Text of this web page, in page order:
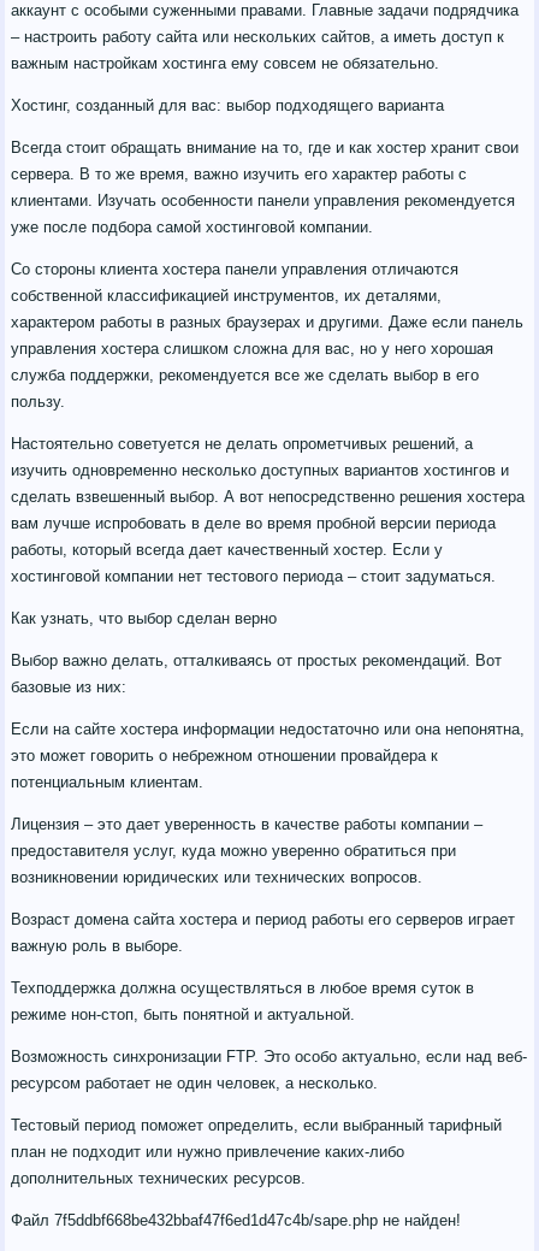
аккаунт с особыми суженными правами. Главные задачи подрядчика
– настроить работу сайта или нескольких сайтов, а иметь доступ к
важным настройкам хостинга ему совсем не обязательно.
Хостинг, созданный для вас: выбор подходящего варианта
Всегда стоит обращать внимание на то, где и как хостер хранит свои
сервера. В то же время, важно изучить его характер работы с
клиентами. Изучать особенности панели управления рекомендуется
уже после подбора самой хостинговой компании.
Со стороны клиента хостера панели управления отличаются
собственной классификацией инструментов, их деталями,
характером работы в разных браузерах и другими. Даже если панель
управления хостера слишком сложна для вас, но у него хорошая
служба поддержки, рекомендуется все же сделать выбор в его
пользу.
Настоятельно советуется не делать опрометчивых решений, а
изучить одновременно несколько доступных вариантов хостингов и
сделать взвешенный выбор. А вот непосредственно решения хостера
вам лучше испробовать в деле во время пробной версии периода
работы, который всегда дает качественный хостер. Если у
хостинговой компании нет тестового периода – стоит задуматься.
Как узнать, что выбор сделан верно
Выбор важно делать, отталкиваясь от простых рекомендаций. Вот
базовые из них:
Если на сайте хостера информации недостаточно или она непонятна,
это может говорить о небрежном отношении провайдера к
потенциальным клиентам.
Лицензия – это дает уверенность в качестве работы компании –
предоставителя услуг, куда можно уверенно обратиться при
возникновении юридических или технических вопросов.
Возраст домена сайта хостера и период работы его серверов играет
важную роль в выборе.
Техподдержка должна осуществляться в любое время суток в
режиме нон-стоп, быть понятной и актуальной.
Возможность синхронизации FTP. Это особо актуально, если над веб-
ресурсом работает не один человек, а несколько.
Тестовый период поможет определить, если выбранный тарифный
план не подходит или нужно привлечение каких-либо
дополнительных технических ресурсов.
Файл 7f5ddbf668be432bbaf47f6ed1d47c4b/sape.php не найден!